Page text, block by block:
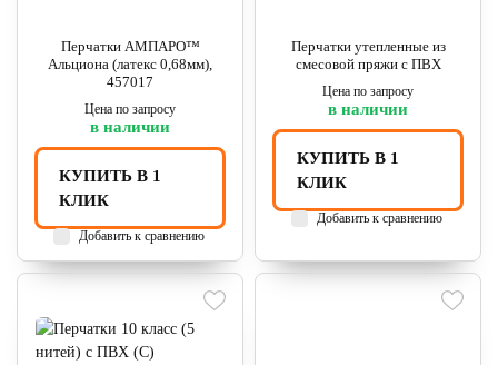
Перчатки АМПАРО™
Альциона (латекс 0,68мм),
457017
Цена по запросу
в наличии
КУПИТЬ В 1
КЛИК
Добавить к сравнению
Перчатки утепленные из
смесовой пряжи с ПВХ
Цена по запросу
в наличии
КУПИТЬ В 1
КЛИК
Добавить к сравнению